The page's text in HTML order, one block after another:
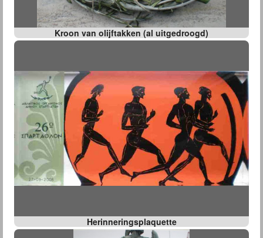
Kroon van olijftakken (al uitgedroogd)
Herinneringsplaquette